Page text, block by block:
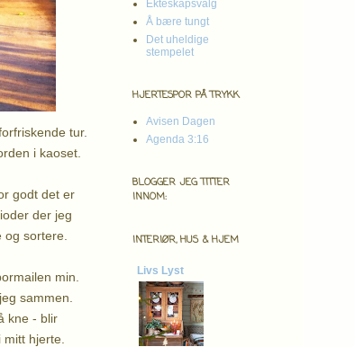
tur.
i kaoset.
godt det er
der jeg
sortere.
min.
sammen.
kne - blir
hjerte.
Ekteskapsvalg
Å bære tungt
Det uheldige
stempelet
HJERTESPOR PÅ TRYKK
Avisen Dagen
Agenda 3:16
BLOGGER JEG TITTER
INNOM:
INTERIØR, HUS & HJEM
Livs Lyst